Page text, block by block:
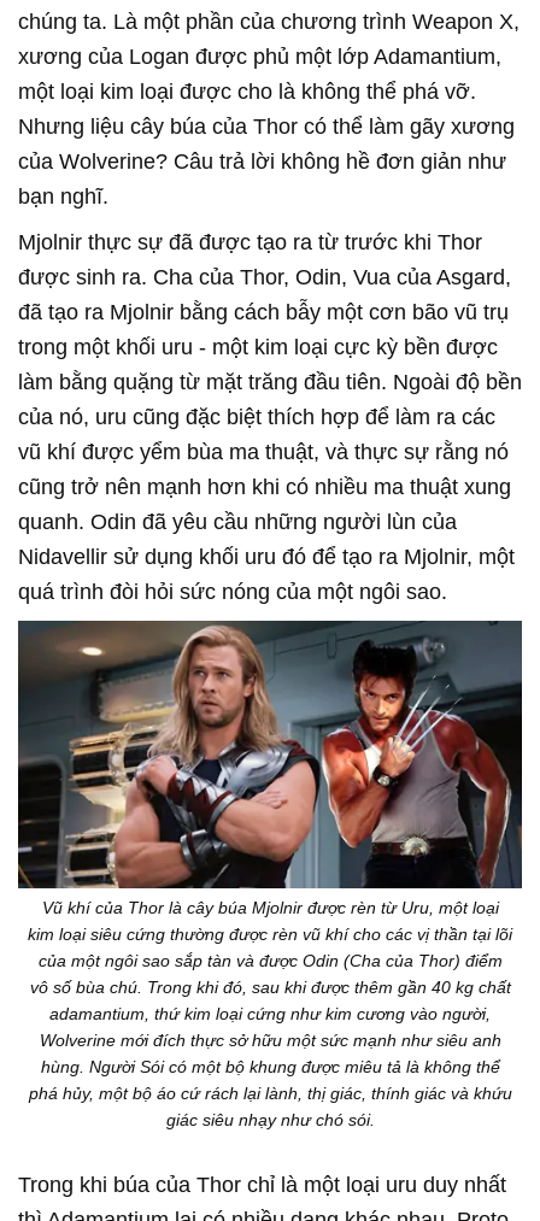
chúng ta. Là một phần của chương trình Weapon X,
xương của Logan được phủ một lớp Adamantium,
một loại kim loại được cho là không thể phá vỡ.
Nhưng liệu cây búa của Thor có thể làm gãy xương
của Wolverine? Câu trả lời không hề đơn giản như
bạn nghĩ.
Mjolnir thực sự đã được tạo ra từ trước khi Thor
được sinh ra. Cha của Thor, Odin, Vua của Asgard,
đã tạo ra Mjolnir bằng cách bẫy một cơn bão vũ trụ
trong một khối uru - một kim loại cực kỳ bền được
làm bằng quặng từ mặt trăng đầu tiên. Ngoài độ bền
của nó, uru cũng đặc biệt thích hợp để làm ra các
vũ khí được yểm bùa ma thuật, và thực sự rằng nó
cũng trở nên mạnh hơn khi có nhiều ma thuật xung
quanh. Odin đã yêu cầu những người lùn của
Nidavellir sử dụng khối uru đó để tạo ra Mjolnir, một
quá trình đòi hỏi sức nóng của một ngôi sao.
Vũ khí của Thor là cây búa Mjolnir được rèn từ Uru, một loại
kim loại siêu cứng thường được rèn vũ khí cho các vị thần tại lõi
của một ngôi sao sắp tàn và được Odin (Cha của Thor) điểm
vô số bùa chú. Trong khi đó, sau khi được thêm gần 40 kg chất
adamantium, thứ kim loại cứng như kim cương vào người,
Wolverine mới đích thực sở hữu một sức mạnh như siêu anh
hùng. Người Sói có một bộ khung được miêu tả là không thể
phá hủy, một bộ áo cứ rách lại lành, thị giác, thính giác và khứu
giác siêu nhạy như chó sói.
Trong khi búa của Thor chỉ là một loại uru duy nhất